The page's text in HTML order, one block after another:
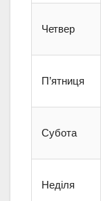
Четвер
П’ятниця
Субота
Неділя